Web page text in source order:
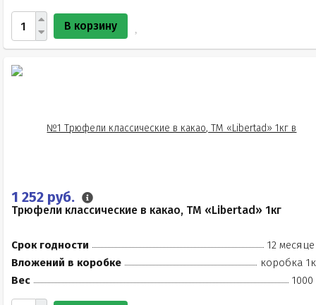
В корзину
1 252 руб.
Трюфели классические в какао, ТМ «Libertad» 1кг
Срок годности
12
Вложений в коробке
коробка
Вес
1000